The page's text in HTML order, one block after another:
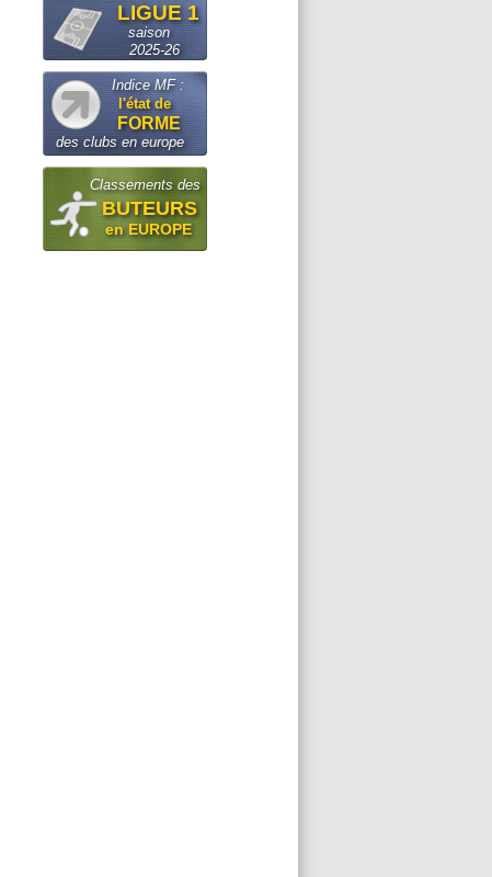
LIGUE 1
saison
2025-26
Indice MF :
l'état de
FORME
des clubs en europe
Classements des
BUTEURS
en EUROPE